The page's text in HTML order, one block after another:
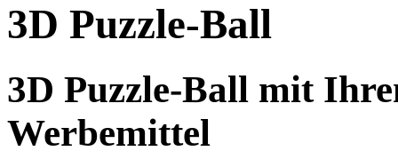
3D Puzzle-Ball
3D Puzzle-Ball mit
Werbemittel